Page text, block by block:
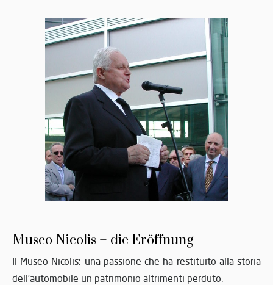
Museo Nicolis – die Eröffnung
Il Museo Nicolis: una passione che ha restituito alla storia
dell’automobile un patrimonio altrimenti perduto.